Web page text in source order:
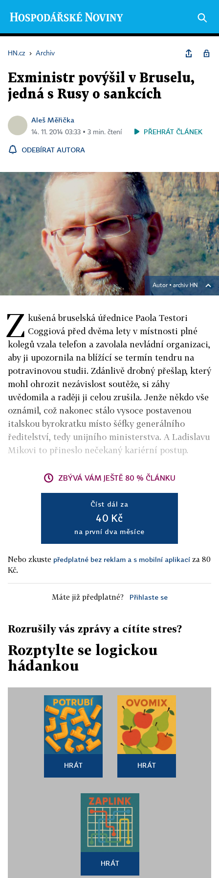
HN.cz › Archiv
Exministr povýšil v Bruselu,
jedná s Rusy o sankcích
Aleš Měřička
14. 11. 2014 03:33 ▪ 3 min. čtení PŘEHRÁT ČLÁNEK
ODEBÍRAT AUTORA
Autor ▪ archiv HN
Z kušená bruselská úřednice Paola Testori
Coggiová před dvěma lety v místnosti plné
kolegů vzala telefon a zavolala nevládní organizaci,
aby ji upozornila na blížící se termín tendru na
potravinovou studii. Zdánlivě drobný přešlap, který
mohl ohrozit nezávislost soutěže, si záhy
uvědomila a raději ji celou zrušila. Jenže někdo vše
oznámil, což nakonec stálo vysoce postavenou
italskou byrokratku místo šéfky generálního
ředitelství, tedy unijního ministerstva. A Ladislavu
Mikovi to přineslo nečekaný kariérní postup.
ZBÝVÁ VÁM JEŠTĚ 80 % ČLÁNKU
Číst dál za
40 Kč
na první dva měsíce
Nebo zkuste předplatné bez reklam a s mobilní aplikací za 80
Kč.
Máte již předplatné? Přihlaste se
Rozrušily vás zprávy a cítíte stres?
Rozptylte se logickou
hádankou
HRÁT HRÁT
HRÁT